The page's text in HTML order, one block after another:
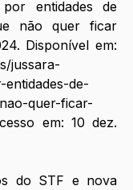
entidades de
não quer ficar
jussara-
de-
quer-ficar-
em: 10 dez.
do STF e nova